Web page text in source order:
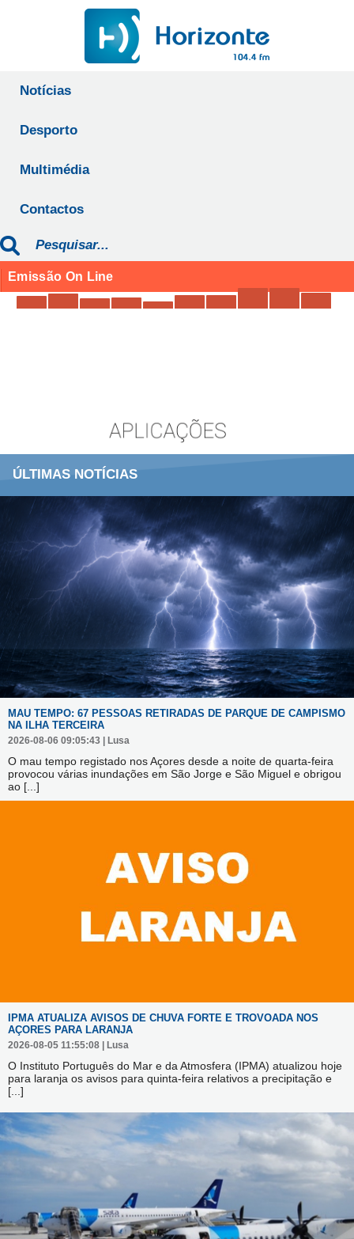
Notícias
Desporto
Multimédia
Contactos
Emissão On Line
ÚLTIMAS NOTÍCIAS
MAU TEMPO: 67 PESSOAS RETIRADAS DE PARQUE DE CAMPISMO
NA ILHA TERCEIRA
2026-08-06 09:05:43 | Lusa
O mau tempo registado nos Açores desde a noite de quarta-feira
provocou várias inundações em São Jorge e São Miguel e obrigou
ao [...]
IPMA ATUALIZA AVISOS DE CHUVA FORTE E TROVOADA NOS
AÇORES PARA LARANJA
2026-08-05 11:55:08 | Lusa
O Instituto Português do Mar e da Atmosfera (IPMA) atualizou hoje
para laranja os avisos para quinta-feira relativos a precipitação e
[...]